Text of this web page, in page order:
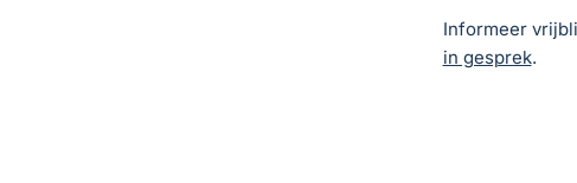
Informeer
in gesprek.